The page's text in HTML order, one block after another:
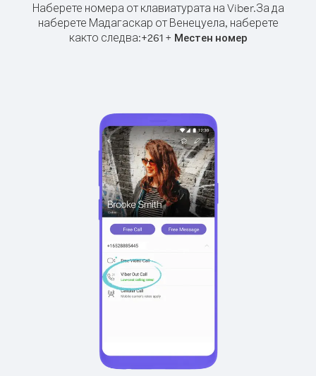
Наберете номера от клавиатурата на Viber.За да
наберете Мадагаскар от Венецуела, наберете
както следва:+261+ Местен номер